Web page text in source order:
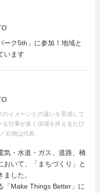
ーク5th」に参加！地域と
います
イメージとの違いを実感して
仕事が多く現場を終えるたび
右側は代表
気・水道・ガス、道路、橋
おいて、「まちづくり」と
した。
「Make Things Better」に